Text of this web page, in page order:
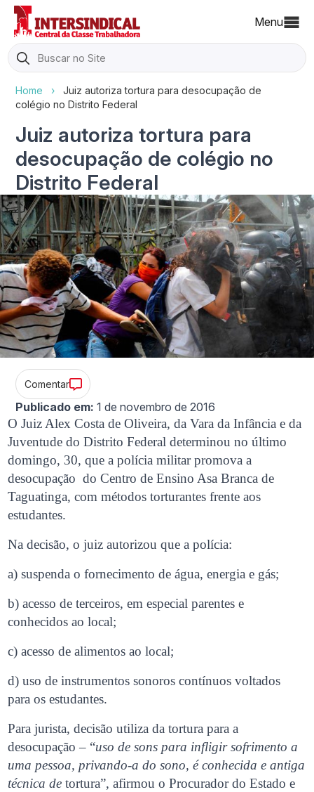
Menu
Search
for:
Home ›
Juiz autoriza tortura para desocupação de
colégio no Distrito Federal
Juiz autoriza tortura para
desocupação de colégio no
Distrito Federal
Comentar
Publicado em: 1 de novembro de 2016
O Juiz Alex Costa de Oliveira, da Vara da Infância e da
Juventude do Distrito Federal determinou no último
domingo, 30, que a polícia militar promova a
desocupação do Centro de Ensino Asa Branca de
Taguatinga, com métodos torturantes frente aos
estudantes.
Na decisão, o juiz autorizou que a polícia:
a) suspenda o fornecimento de água, energia e gás;
b) acesso de terceiros, em especial parentes e
conhecidos ao local;
c) acesso de alimentos ao local;
d) uso de instrumentos sonoros contínuos voltados
para os estudantes.
Para jurista, decisão utiliza da tortura para a
desocupação – “uso de sons para infligir sofrimento a
uma pessoa, privando-a do sono, é conhecida e antiga
técnica de tortura”, afirmou o Procurador do Estado e